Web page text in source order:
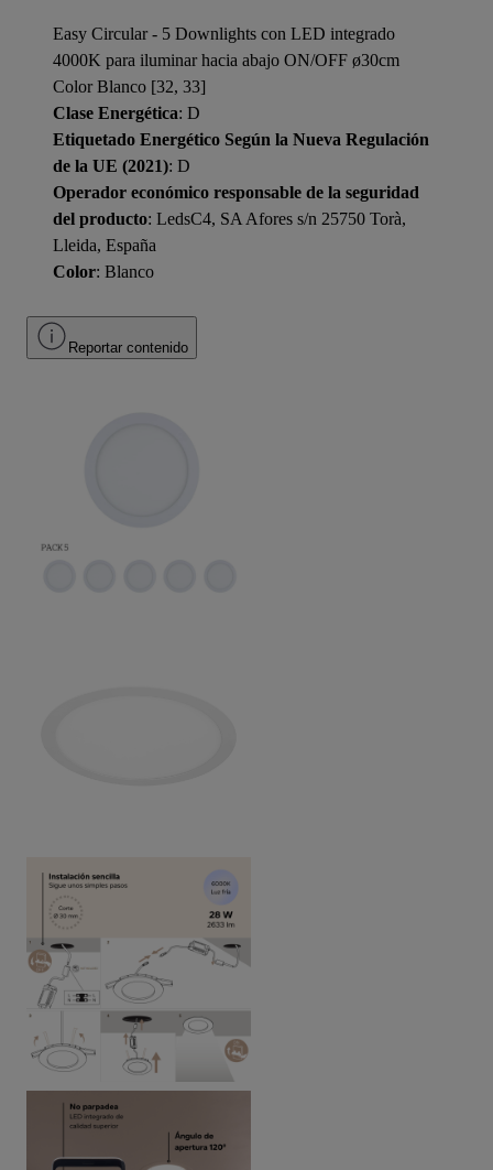
Easy Circular - 5 Downlights con LED integrado
4000K para iluminar hacia abajo ON/OFF ø30cm
Color Blanco [32, 33]
Clase Energética: D
Etiquetado Energético Según la Nueva Regulación
de la UE (2021): D
Operador económico responsable de la seguridad
del producto: LedsC4, SA Afores s/n 25750 Torà,
Lleida, España
Color: Blanco
Reportar contenido